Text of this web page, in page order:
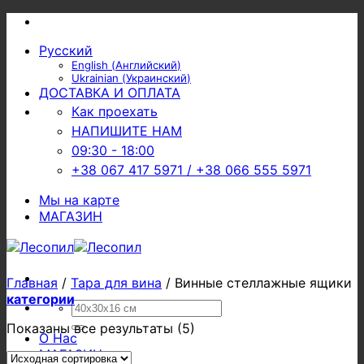
Skip
contentРусский
English (Английский)
Ukrainian (Украинский)
ДОСТАВКА И ОПЛАТА
Как проехать
НАПИШИТЕ НАМ
09:30 - 18:00
+38 067 417 5971 / +38 066 555 5971
Мы на карте
МАГАЗИН
Искать:
О Нас
МАГАЗИН
Главная / Тара для вина / Винные стеллажные ящики
категории
Показаны все результаты (5)